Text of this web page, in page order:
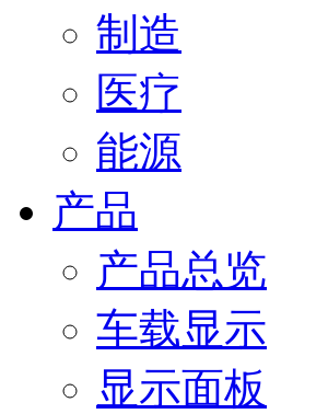
制造
医疗
能源
产品
产品总览
车载显示
显示面板